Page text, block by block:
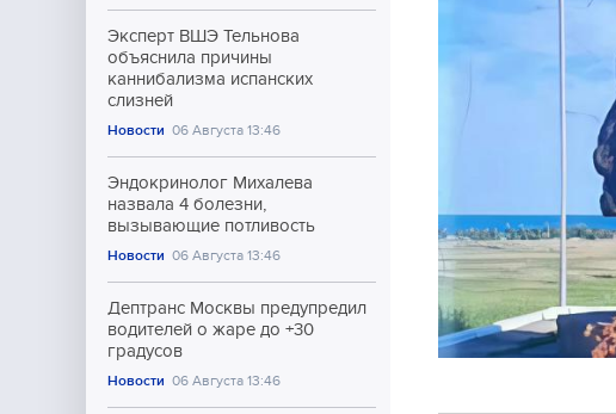
Эксперт ВШЭ Тельнова
объяснила причины
каннибализма испанских
слизней
Новости 06 Августа 13:46
Эндокринолог Михалева
назвала 4 болезни,
вызывающие потливость
Новости 06 Августа 13:46
Дептранс Москвы предупредил
водителей о жаре до +30
градусов
Новости 06 Августа 13:46